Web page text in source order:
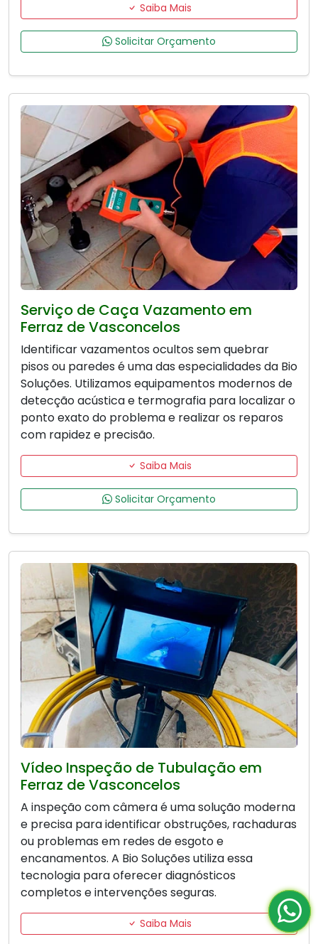
Saiba Mais
Solicitar Orçamento
Serviço de Caça Vazamento em
Ferraz de Vasconcelos
Identificar vazamentos ocultos sem quebrar
pisos ou paredes é uma das especialidades da Bio
Soluções. Utilizamos equipamentos modernos de
detecção acústica e termografia para localizar o
ponto exato do problema e realizar os reparos
com rapidez e precisão.
Saiba Mais
Solicitar Orçamento
Vídeo Inspeção de Tubulação em
Ferraz de Vasconcelos
A inspeção com câmera é uma solução moderna
e precisa para identificar obstruções, rachaduras
ou problemas em redes de esgoto e
encanamentos. A Bio Soluções utiliza essa
tecnologia para oferecer diagnósticos
completos e intervenções seguras.
Saiba Mais